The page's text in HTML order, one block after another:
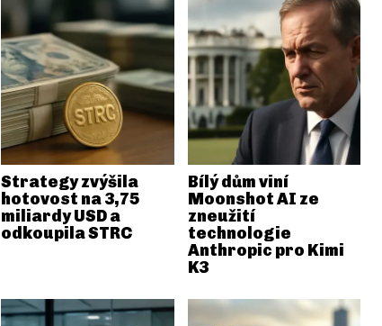
Strategy zvýšila
hotovost na 3,75
miliardy USD a
odkoupila STRC
Bílý dům viní
Moonshot AI ze
zneužití
technologie
Anthropic pro Kimi
K3